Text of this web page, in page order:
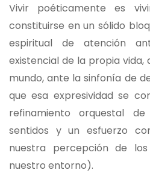
Vivir poéticamente es
constituirse en un sólido
espiritual de atención
existencial de la propia vida,
mundo, ante la sinfonía de
que esa expresividad se
refinamiento orquestal
sentidos y un esfuerzo
nuestra percepción de
nuestro entorno).